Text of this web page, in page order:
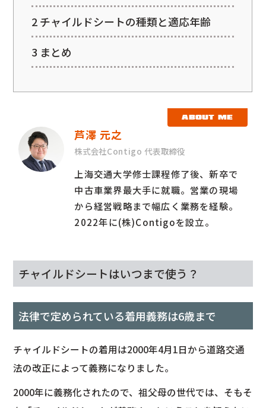
2チャイルドシートの種類と適応年齢
3 まとめ
ABOUT ME
芦澤 元之
株式会社Contigo 代表取締役
上海交通大学修士課程修了後、新卒で
中古車業界最大手に就職。営業の現場
から経営戦略まで幅広く業務を経験。
2022年に(株)Contigoを設立。
チャイルドシートはいつまで使う？
法律で定められている着用義務は6歳まで
チャイルドシートの着用は2000年4月1日から道路交通
法の改正によって義務になりました。
2000年に義務化されたので、祖父母の世代では、そもそ